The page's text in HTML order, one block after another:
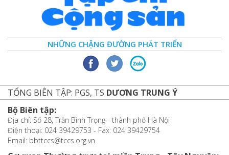
NHỮNG CHẶNG ĐƯỜNG PHÁT TRIỂN
TỔNG BIÊN TẬP: PGS, TS DƯƠNG TRUNG Ý
Bộ Biên tập:
Địa chỉ: Số 28, Trần Bình Trọng - thành phố Hà Nội
Điện thoại: 024 39429753 - Fax: 024 39429754
Email: bbttccs@tccs.org.vn